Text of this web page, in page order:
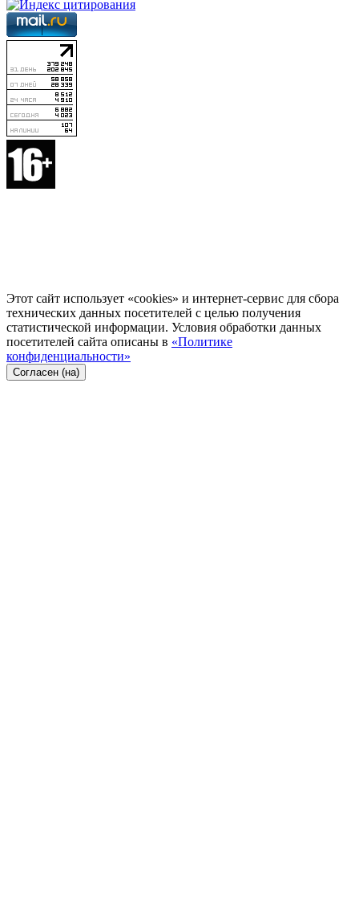
Этот сайт использует «cookies» и интернет-сервис для сбора
технических данных посетителей с целью получения
статистической информации. Условия обработки данных
посетителей сайта описаны в «Политике
конфиденциальности»
Согласен (на)